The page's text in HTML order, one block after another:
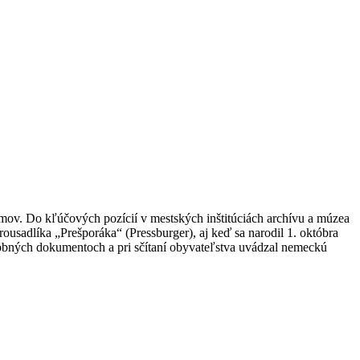
Do kľúčových pozícií v mestských inštitúciách archívu a múzea
„Prešporáka“ (Pressburger), aj keď sa narodil 1. októbra
dokumentoch a pri sčítaní obyvateľstva uvádzal nemeckú